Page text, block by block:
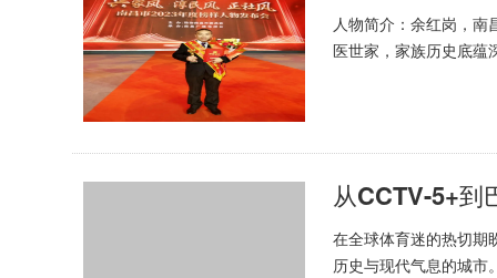
人物简介：余红岗，南
医世家，家族历史底蕴
从CCTV-5+到
在全球体育迷的热切期
历史与现代气息的城市